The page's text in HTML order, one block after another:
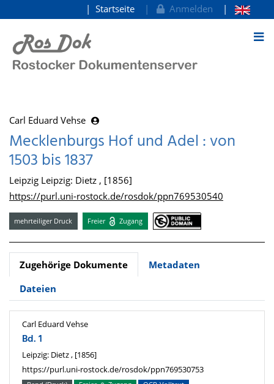
zum Inhalt
Startseite Anmelden
Carl Eduard Vehse
Mecklenburgs Hof und Adel : von
1503 bis 1837
Leipzig Leipzig: Dietz , [1856]
https://purl.uni-rostock.de/rosdok/ppn769530540
mehrteiliger Druck Freier Zugang
Zugehörige Dokumente
Metadaten
Dateien
Carl Eduard Vehse
Bd. 1
Leipzig: Dietz , [1856]
https://purl.uni-rostock.de/rosdok/ppn769530753